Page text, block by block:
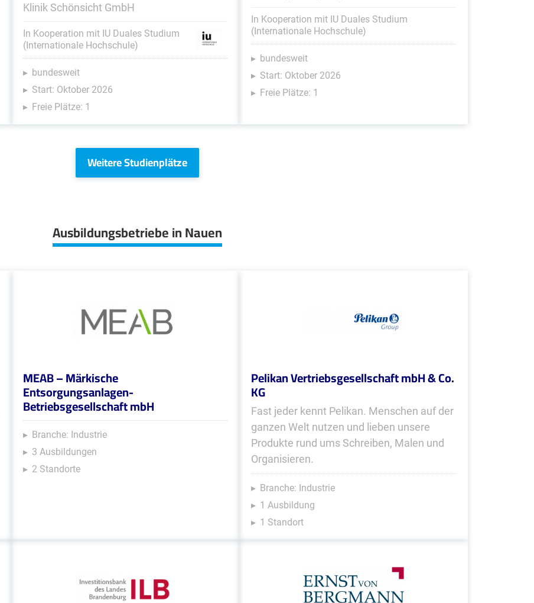
Klinik Schönsicht GmbH
In Kooperation mit IU Duales Studium
(Internationale Hochschule)
bundesweit
Start: Oktober 2026
Freie Plätze: 1
In Kooperation mit IU Duales Studium
(Internationale Hochschule)
bundesweit
Start: Oktober 2026
Freie Plätze: 1
Weitere Studienplätze
Ausbildungsbetriebe in Nauen
MEAB – Märkische
Entsorgungsanlagen-
Betriebsgesellschaft mbH
Branche: Industrie
3 Ausbildungen
2 Standorte
Pelikan Vertriebsgesellschaft mbH & Co.
KG
Fast jeder kennt Pelikan. Menschen auf der
ganzen Welt nutzen und lieben unsere
Produkte rund ums Schreiben, Malen und
Organisieren.
Branche: Industrie
1 Ausbildung
1 Standort